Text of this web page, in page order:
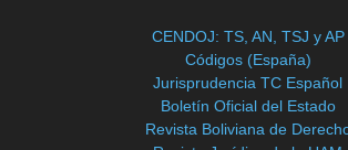
CENDOJ: TS, AN, TSJ y AP
Códigos (España)
Jurisprudencia TC Español
Boletín Oficial del Estado
Revista Boliviana de